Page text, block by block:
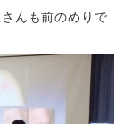
んも前のめりで